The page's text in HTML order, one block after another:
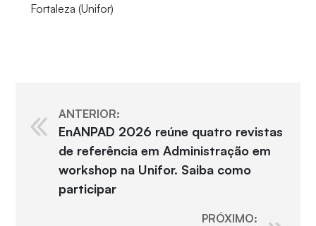
Fortaleza (Unifor)
ANTERIOR:
EnANPAD 2026 reúne quatro revistas
de referência em Administração em
workshop na Unifor. Saiba como
participar
PRÓXIMO: